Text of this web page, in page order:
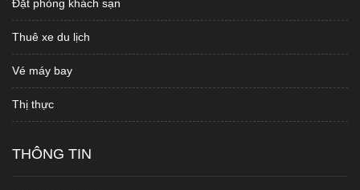
Đặt phòng khách sạn
Thuê xe du lịch
Vé máy bay
Thị thực
THÔNG TIN